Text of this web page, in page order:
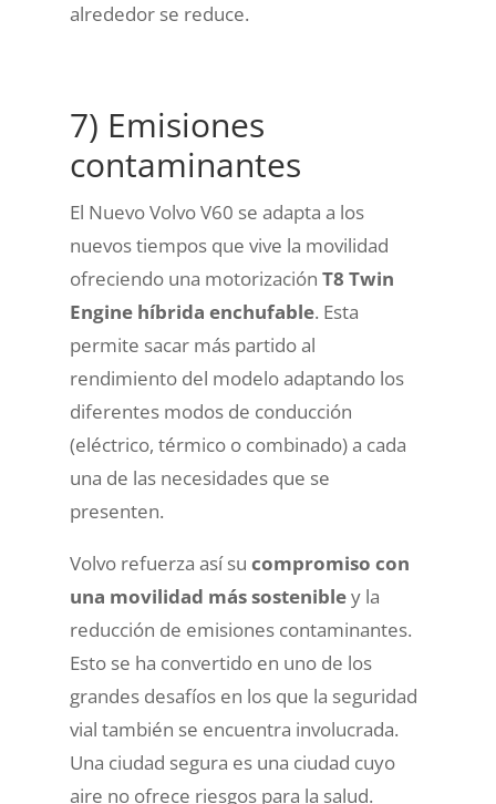
alrededor se reduce.
7) Emisiones
contaminantes
El Nuevo Volvo V60 se adapta a los
nuevos tiempos que vive la movilidad
ofreciendo una motorización T8 Twin
Engine híbrida enchufable. Esta
permite sacar más partido al
rendimiento del modelo adaptando los
diferentes modos de conducción
(eléctrico, térmico o combinado) a cada
una de las necesidades que se
presenten.
Volvo refuerza así su compromiso con
una movilidad más sostenibley la
reducción de emisiones contaminantes.
Esto se ha convertido en uno de los
grandes desafíos en los que la seguridad
vial también se encuentra involucrada.
Una ciudad segura es una ciudad cuyo
aire no ofrece riesgos para la salud.